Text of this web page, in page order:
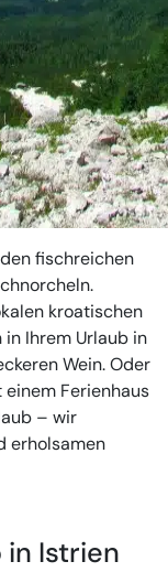
fischreichen
kroatischen
Ihrem Urlaub in
Wein. Oder
Ferienhaus
– wir
erholsamen
in Istrien